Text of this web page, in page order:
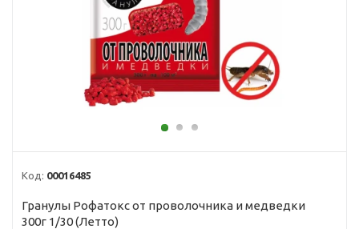
Код: 00016485
Гранулы Рофатокс от проволочника и медведки
300г 1/30 (Летто)